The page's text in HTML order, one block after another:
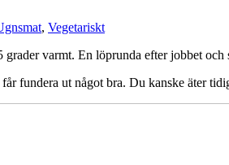
, Vegetariskt
varmt. En löprunda efter jobbet
fundera ut något bra. Du kanske äter